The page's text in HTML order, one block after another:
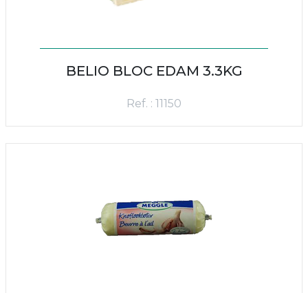
BELIO BLOC EDAM 3.3KG
Ref. : 11150